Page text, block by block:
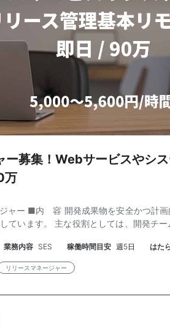
ー募集！Webサービスやシ
万
ー ■内 容 開発成果物を安全かつ計画
ています。 主な役割としては、開発チ
ただく想定です。 単なる進行管理ではな
題整理を行い、プロジェクト全体のリリ
の策定、スケジュール管理 ・リリース
既存メンバーとの役割補完、柔軟な連携
ロジェクトでのリリース管理経験 ・リ
業務内容 SES 稼働時間目安 週5日 はた
リリースマネージャー